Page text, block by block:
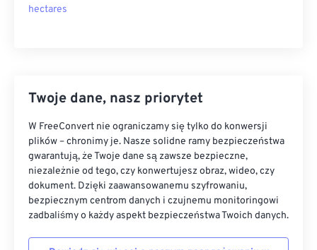
hectares
Twoje dane, nasz priorytet
W FreeConvert nie ograniczamy się tylko do konwersji
plików – chronimy je. Nasze solidne ramy bezpieczeństwa
gwarantują, że Twoje dane są zawsze bezpieczne,
niezależnie od tego, czy konwertujesz obraz, wideo, czy
dokument. Dzięki zaawansowanemu szyfrowaniu,
bezpiecznym centrom danych i czujnemu monitoringowi
zadbaliśmy o każdy aspekt bezpieczeństwa Twoich danych.